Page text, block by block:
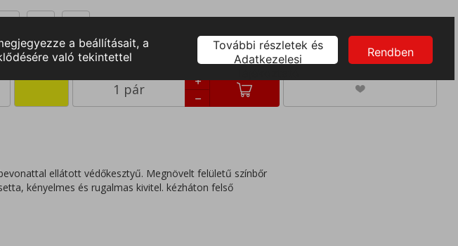
9 10 11
ellátott védőkesztyű. Megnövelt felületű színbőr
kényelmes és rugalmas kivitel. kézháton felső